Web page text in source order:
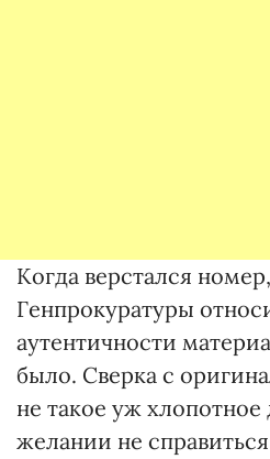
Когда верстался
Генпрокуратуры
аутентичности
было. Сверка с
не такое уж
желании не